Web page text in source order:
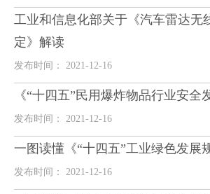
工业和信息化部关于《汽车雷达无
定》解读
发布时间： 2021-12-16
《“十四五”民用爆炸物品行业安全
发布时间： 2021-12-16
一图读懂《“十四五”工业绿色发展
发布时间： 2021-12-16